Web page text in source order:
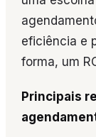
eficiência e
forma, um
Principais